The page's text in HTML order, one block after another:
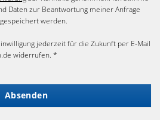
Daten zur Beantwortung meiner Anfrage
werden.
jederzeit für die Zukunft per E-Mail
widerrufen. *
Absenden